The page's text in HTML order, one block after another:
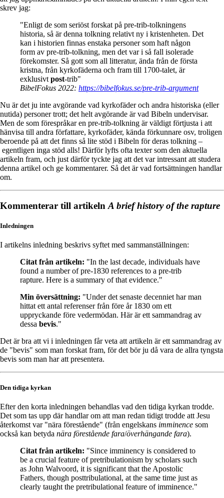
skrev jag:
"Enligt de som seriöst forskat på pre-trib-tolkningens
historia, så är denna tolkning relativt ny i kristenheten. Det
kan i historien finnas enstaka personer som haft någon
form av pre-trib-tolkning, men det var i så fall isolerade
förekomster. Så gott som all litteratur, ända från de första
kristna, från kyrkofäderna och fram till 1700-talet, är
exklusivt post-trib"
BibelFokus 2022: https://bibelfokus.se/pre-trib-argument
Nu är det ju inte avgörande vad kyrkofäder och andra historiska (eller
nutida) personer trott; det helt avgörande är vad Bibeln undervisar.
Men de som förespråkar en pre-trib-tolkning är väldigt förtjusta i att
hänvisa till andra författare, kyrkofäder, kända förkunnare osv, troligen
beroende på att det finns så lite stöd i Bibeln för deras tolkning –
egentligen inga stöd alls! Därför lyfts ofta texter som den aktuella
artikeln fram, och just därför tyckte jag att det var intressant att studera
denna artikel och ge kommentarer. Så det är vad fortsättningen handlar
om.
Kommenterar till artikeln A brief history of the rapture
Inledningen
I artikelns inledning beskrivs syftet med sammanställningen:
Citat från artikeln: "In the last decade, individuals have
found a number of pre-1830 references to a pre-trib
rapture. Here is a summary of that evidence."
Min översättning: "Under det senaste decenniet har man
hittat ett antal referenser från före år 1830 om ett
uppryckande före vedermödan. Här är ett sammandrag av
dessa bevis."
Det är bra att vi i inledningen får veta att artikeln är ett sammandrag av
de "bevis" som man forskat fram, för det bör ju då vara de allra tyngsta
bevis som man har att presentera.
Den tidiga kyrkan
Efter den korta inledningen behandlas vad den tidiga kyrkan trodde.
Det som tas upp där handlar om att man redan tidigt trodde att Jesu
återkomst var "nära förestående" (från engelskans imminence som
också kan betyda nära förestående fara/överhängande fara).
Citat från artikeln: "Since imminency is considered to
be a crucial feature of pretribulationism by scholars such
as John Walvoord, it is significant that the Apostolic
Fathers, though posttribulational, at the same time just as
clearly taught the pretribulational feature of imminence."